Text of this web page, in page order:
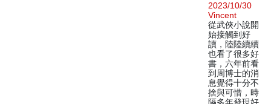
2023/10/30
Vincent
從武俠小說開
始接觸到好
讀，陸陸續續
也看了很多好
書，六年前看
到周博士的消
息覺得十分不
捨與可惜，時